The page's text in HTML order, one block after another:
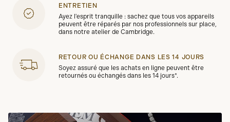
ENTRETIEN
Ayez l'esprit tranquille : sachez que tous vos appareils
peuvent être réparés par nos professionnels sur place,
dans notre atelier de Cambridge.
RETOUR OU ÉCHANGE DANS LES 14 JOURS
Soyez assuré que les achats en ligne peuvent être
retournés ou échangés dans les 14 jours*.